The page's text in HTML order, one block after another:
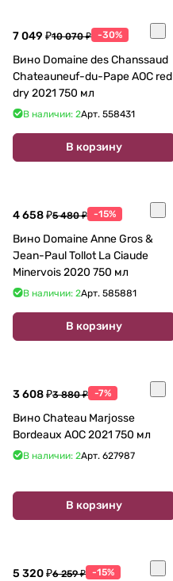
7 049 ₽10 070 ₽ -30%
Вино Domaine des Chanssaud
Chateauneuf-du-Pape АОС red
dry 2021 750 мл
В наличии: 2Арт. 558431
В корзину
4 658 ₽5 480 ₽ -15%
Вино Domaine Anne Gros &
Jean-Paul Tollot La Ciaude
Minervois 2020 750 мл
В наличии: 2Арт. 585881
В корзину
3 608 ₽3 880 ₽ -7%
Вино Chateau Marjosse
Bordeaux AOC 2021 750 мл
В наличии: 2Арт. 627987
В корзину
5 320 ₽6 259 ₽ -15%